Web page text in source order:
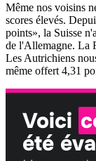
Même nos voisins
scores élevés.
points», la Suisse
de l'Allemagne. La
Les Autrichiens
même offert 4,31